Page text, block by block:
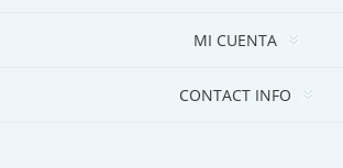
MI CUENTA
CONTACT INFO